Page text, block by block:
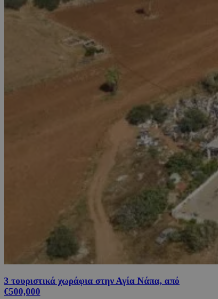
3 τουριστικά χωράφια στην Αγία Νάπα, από
€500,000